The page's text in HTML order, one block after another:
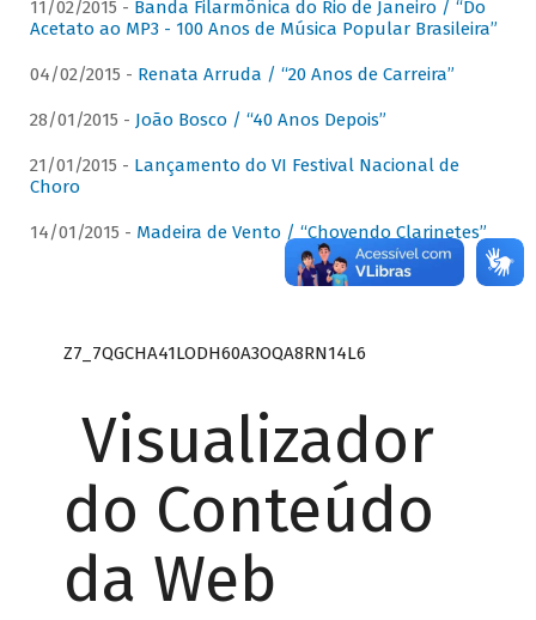
11/02/2015 - Banda Filarmônica do Rio de Janeiro / “Do
Acetato ao MP3 - 100 Anos de Música Popular Brasileira”
04/02/2015 - Renata Arruda / “20 Anos de Carreira”
28/01/2015 - João Bosco / “40 Anos Depois”
21/01/2015 - Lançamento do VI Festival Nacional de
Choro
14/01/2015 - Madeira de Vento / “Chovendo Clarinetes”
Z7_7QGCHA41LODH60A3OQA8RN14L6
Visualizador
do Conteúdo
da Web